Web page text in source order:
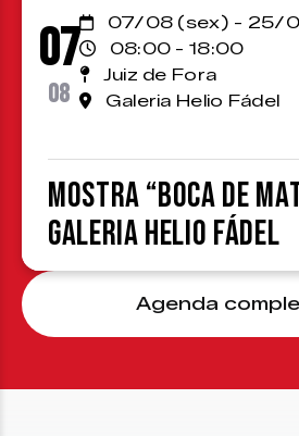
07
08
07/08 (sex) - 25/
08:00 - 18:00
Juiz de Fora
Galeria Helio Fádel
Mostra “Boca de
Galeria Helio Fádel
Agenda